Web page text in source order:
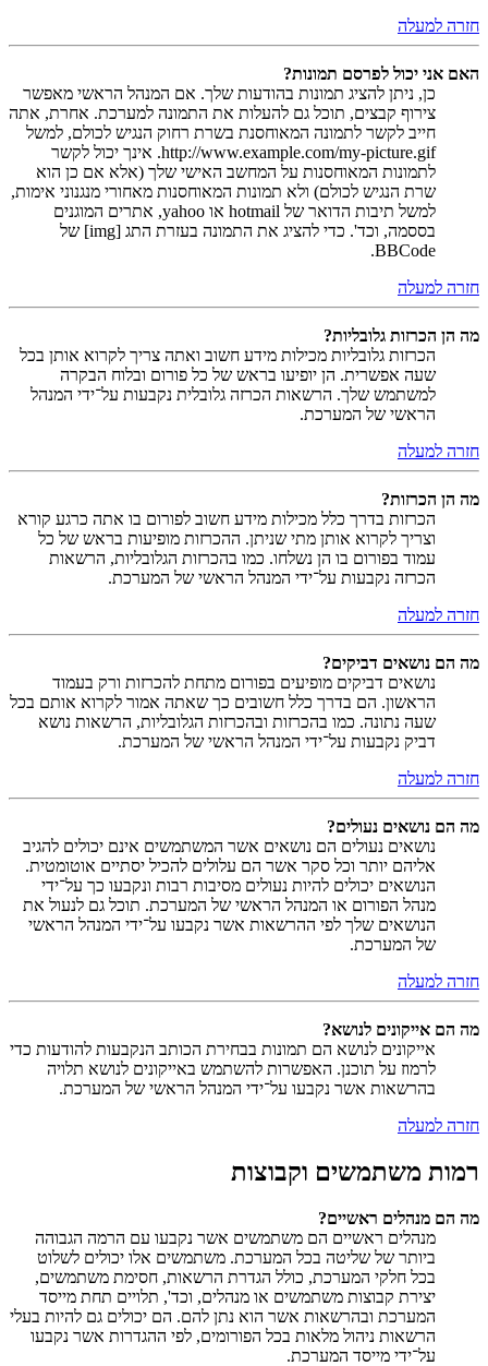
חזרה למעלה
האם אני יכול לפרסם תמונות?
כן, ניתן להציג תמונות בהודעות שלך. אם המנהל הראשי מאפשר
צירוף קבצים, תוכל גם להעלות את התמונה למערכת. אחרת, אתה
חייב לקשר לתמונה המאוחסנת בשרת רחוק הנגיש לכולם, למשל
http://www.example.com/my-picture.gif. אינך יכול לקשר
לתמונות המאוחסנות על המחשב האישי שלך (אלא אם כן הוא
שרת הנגיש לכולם) ולא תמונות המאוחסנות מאחורי מנגנוני אימות,
למשל תיבות הדואר של hotmail או yahoo, אתרים המוגנים
בססמה, וכד'. כדי להציג את התמונה בעזרת התג [img] של
BBCode.
חזרה למעלה
מה הן הכרזות גלובליות?
הכרזות גלובליות מכילות מידע חשוב ואתה צריך לקרוא אותן בכל
שעה אפשרית. הן יופיעו בראש של כל פורום ובלוח הבקרה
למשתמש שלך. הרשאות הכרזה גלובלית נקבעות על־ידי המנהל
הראשי של המערכת.
חזרה למעלה
מה הן הכרזות?
הכרזות בדרך כלל מכילות מידע חשוב לפורום בו אתה כרגע קורא
וצריך לקרוא אותן מתי שניתן. ההכרזות מופיעות בראש של כל
עמוד בפורום בו הן נשלחו. כמו בהכרזות הגלובליות, הרשאות
הכרזה נקבעות על־ידי המנהל הראשי של המערכת.
חזרה למעלה
מה הם נושאים דביקים?
נושאים דביקים מופיעים בפורום מתחת להכרזות ורק בעמוד
הראשון. הם בדרך כלל חשובים כך שאתה אמור לקרוא אותם בכל
שעה נתונה. כמו בהכרזות ובהכרזות הגלובליות, הרשאות נושא
דביק נקבעות על־ידי המנהל הראשי של המערכת.
חזרה למעלה
מה הם נושאים נעולים?
נושאים נעולים הם נושאים אשר המשתמשים אינם יכולים להגיב
אליהם יותר וכל סקר אשר הם עלולים להכיל יסתיים אוטומטית.
הנושאים יכולים להיות נעולים מסיבות רבות ונקבעו כך על־ידי
מנהל הפורום או המנהל הראשי של המערכת. תוכל גם לנעול את
הנושאים שלך לפי ההרשאות אשר נקבעו על־ידי המנהל הראשי
של המערכת.
חזרה למעלה
מה הם אייקונים לנושא?
אייקונים לנושא הם תמונות בבחירת הכותב הנקבעות להודעות כדי
לרמוז על תוכנן. האפשרות להשתמש באייקונים לנושא תלויה
בהרשאות אשר נקבעו על־ידי המנהל הראשי של המערכת.
חזרה למעלה
רמות משתמשים וקבוצות
מה הם מנהלים ראשיים?
מנהלים ראשיים הם משתמשים אשר נקבעו עם הרמה הגבוהה
ביותר של שליטה בכל המערכת. משתמשים אלו יכולים לשלוט
בכל חלקי המערכת, כולל הגדרת הרשאות, חסימת משתמשים,
יצירת קבוצות משתמשים או מנהלים, וכד', תלויים תחת מייסד
המערכת ובהרשאות אשר הוא נתן להם. הם יכולים גם להיות בעלי
הרשאות ניהול מלאות בכל הפורומים, לפי ההגדרות אשר נקבעו
על־ידי מייסד המערכת.